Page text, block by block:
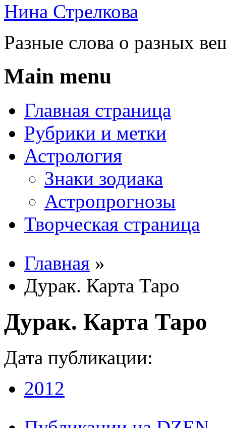
Нина Стрелкова
Разные слова о разных
Main menu
Главная страница
Рубрики и метки
Астрология
Знаки зодиака
Астропрогнозы
Творческая страница
Вы здесь
Главная »
Дурак. Карта Таро
Дурак. Карта Таро
Дата публикации:
2012